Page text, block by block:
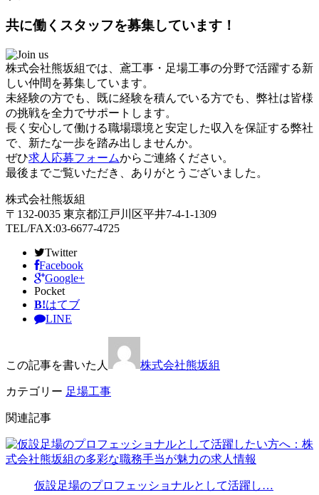
共に働くスタッフを募集しています！
株式会社熊坂組では、鳶工事・足場工事の分野で活躍する新
しい仲間を募集しています。
未経験の方でも、既に経験を積んでいる方でも、弊社は皆様
の挑戦を全力でサポートします。
長く安心して働ける職場環境と安定した収入を保証する弊社
で、新たな一歩を踏み出しませんか。
ぜひ求人応募フォームからご連絡ください。
最後までご覧いただき、ありがとうございました。
株式会社熊坂組
〒132-0035 東京都江戸川区平井7-4-1-1309
TEL/FAX:03-6677-4725
Twitter
Facebook
Google+
Pocket
B!はてブ
LINE
この記事を書いた人 株式会社熊坂組
カテゴリー 足場工事
関連記事
仮設足場のプロフェッショナルとして活躍し…